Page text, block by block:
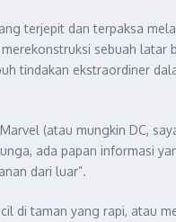
terjepit dan terpaksa
sebuah
tindakan ekstraordiner
(atau mungkin DC,
ada papan informasi
dari luar”.
di taman yang rapi, atau